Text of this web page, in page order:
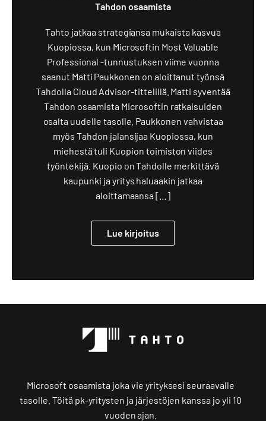
Tahdon osaamista
Tahto jatkaa strategiansa mukaista kasvua
Kuopiossa, kun Microsoftin Most Valuable
Professional -tunnustuksen viime vuonna
saanut Matti Paukkonen on aloittanut työnsä
Tahdolla Cloud Advisor-tittelillä. Matti syventää
Tahdon osaamista Microsoftin ratkaisuiden
osalta uudelle tasolle. Paukkonen vahvistaa
myös Tahdon jalansijaa Kuopiossa, kun
miehestä tuli Kuopion toimiston viides
työntekijä. Kuopio on Tahdolle merkittävä
kaupunki ja yritys haluaakin jatkaa
aloittamaansa […]
Lue kirjoitus
Microsoft osaamista joka vie yrityksesi seuraavalle
tasolle. Töitä pk-yritysten ja järjestöjen kanssa jo yli 10
vuoden ajan.